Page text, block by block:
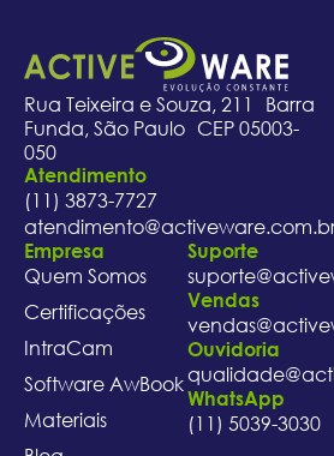
Rua Teixeira e Souza, 211 Barra
Funda, São Paulo CEP 05003-
050
Atendimento
(11) 3873-7727
Empresa
Quem Somos
Certificações
IntraCam
Software AwBook
Materiais
Suporte
Vendas
Ouvidoria
WhatsApp
(11) 5039-3030